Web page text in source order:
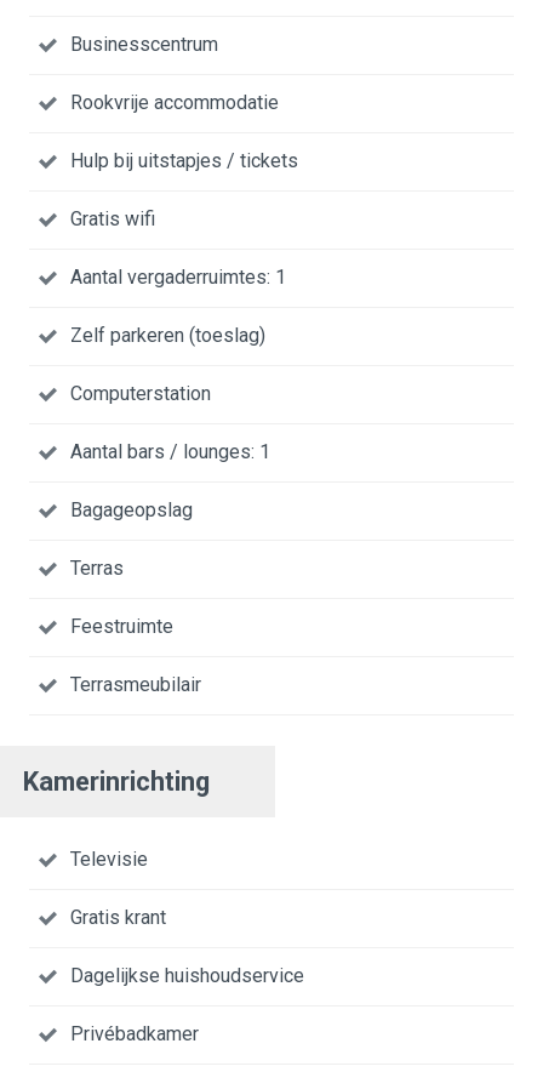
Businesscentrum
Rookvrije accommodatie
Hulp bij uitstapjes / tickets
Gratis wifi
Aantal vergaderruimtes: 1
Zelf parkeren (toeslag)
Computerstation
Aantal bars / lounges: 1
Bagageopslag
Terras
Feestruimte
Terrasmeubilair
Kamerinrichting
Televisie
Gratis krant
Dagelijkse huishoudservice
Privébadkamer